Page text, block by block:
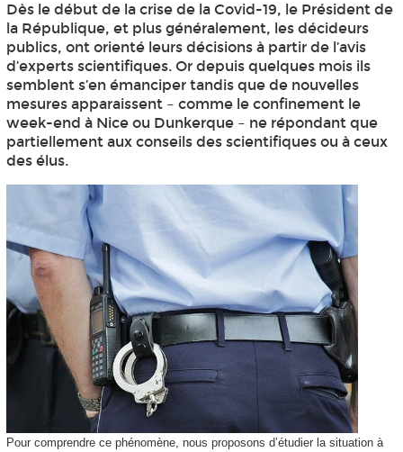
Dès le début de la crise de la Covid-19, le Président de
la République, et plus généralement, les décideurs
publics, ont orienté leurs décisions à partir de l’avis
d’experts scientifiques. Or depuis quelques mois ils
semblent s’en émanciper tandis que de nouvelles
mesures apparaissent – comme le confinement le
week-end à Nice ou Dunkerque – ne répondant que
partiellement aux conseils des scientifiques ou à ceux
des élus.
Pour comprendre ce phénomène, nous proposons d’étudier la situation à